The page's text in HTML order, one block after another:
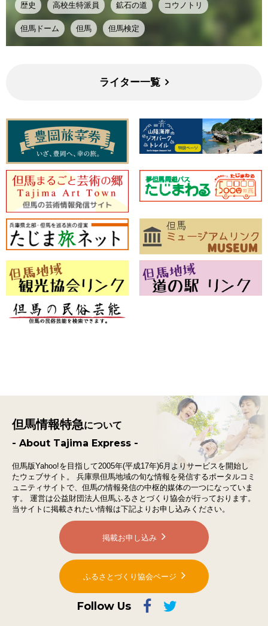
歴史 高校生特派員 鉱石の道 コウノトリ
但馬ドーム 但馬 但馬検定
ライター一覧
但馬情報特急について
- About Tajima Express -
但馬版Yahoo!を目指して2005年(平成17年)6月よりサービスを開始し
たウェブサイト。
兵庫県但馬地域の旬な情報を発信するポータルコミ
ュニティサイトで、 但馬の情報発信の中枢的媒体の一つになっていま
す。
運営は公益財団法人但馬ふるさとづくり協会が行っております。
当サイトに掲載されたい情報は下記よりお申し込みください。
掲載お申し込み
ふるさとづくり協会ページ
Follow Us